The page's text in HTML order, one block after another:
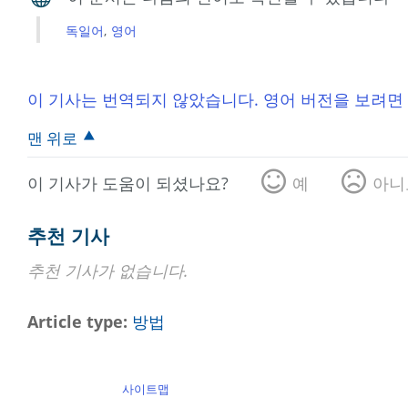
독일어 영어
이 기사는 번역되지 않았습니다. 영어 버전을 보려
맨 위로
이 기사가 도움이 되셨나요? 예 아
추천 기사
추천 기사가 없습니다.
Article type 방법
사이트맵